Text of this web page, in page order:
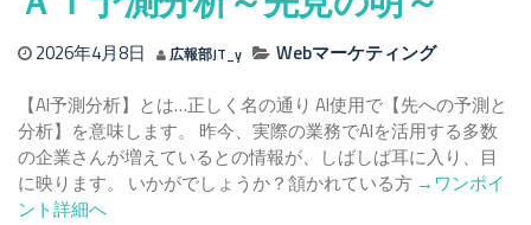
張
機
能」
ガ
イ
ド
2026年4月8日 広報部JT_y
Webマーケティング
【AI予測分析】とは…正しく名の通り AI使用で【先への予測と
分析】を意味します。 昨今、実際の業務でAIを活用する多数
の企業さんが増えているとの情報が、しばしば耳に入り、目
に映ります。 いかがでしょうか？頷かれている方Read
→ワンポイ
ント詳細へ